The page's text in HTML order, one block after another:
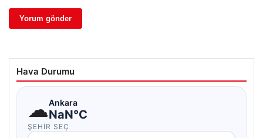
Hava Durumu
☁Ankara
NaN°C
ŞEHIR SEÇ